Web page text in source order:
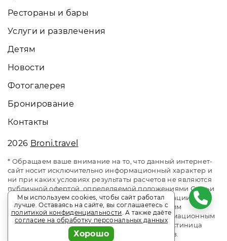
Рестораны и бары
Услуги и развлечения
Детям
Новости
Фотогалерея
Бронирование
Контакты
2026 Broni.travel
* Обращаем ваше внимание на то, что данный интернет-
сайт носит исключительно информационный характер и
ни при каких условиях результаты расчетов не являются
публичной офертой, определяемой положениями Статьи
437 Гражданского кодекса Российской Федерации. За
окончательным расчетом обращайтесь к нашим
менеджерам. Данный ресурс является информационным
сайтом сервиса бронирования Broni.travel. Гостиница
«Руслан». Сайт онлайн бронирования номеров.
Мы используем cookies, чтобы сайт работал
лучше. Оставаясь на сайте, вы соглашаетесь с
политикой конфиденциальности. А также даёте
согласие на обработку персональных данных
Хорошо